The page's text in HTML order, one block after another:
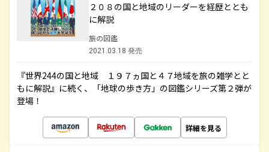
２０８の国と地域のリーダーを経歴ととも
に解説
旅の図鑑
2021.03.18 発売
『世界244の国と地域 １９７ヵ国と４７地域を旅の雑学とと
もに解説』に続く、「地球の歩き方」の図鑑シリーズ第２弾が
登場！
詳細を見る